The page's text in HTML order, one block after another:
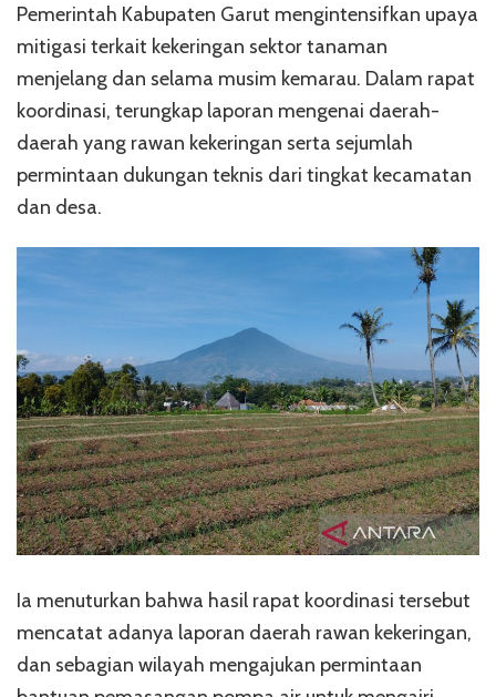
Pemerintah Kabupaten Garut mengintensifkan upaya
mitigasi terkait kekeringan sektor tanaman
menjelang dan selama musim kemarau. Dalam rapat
koordinasi, terungkap laporan mengenai daerah-
daerah yang rawan kekeringan serta sejumlah
permintaan dukungan teknis dari tingkat kecamatan
dan desa.
Ia menuturkan bahwa hasil rapat koordinasi tersebut
mencatat adanya laporan daerah rawan kekeringan,
dan sebagian wilayah mengajukan permintaan